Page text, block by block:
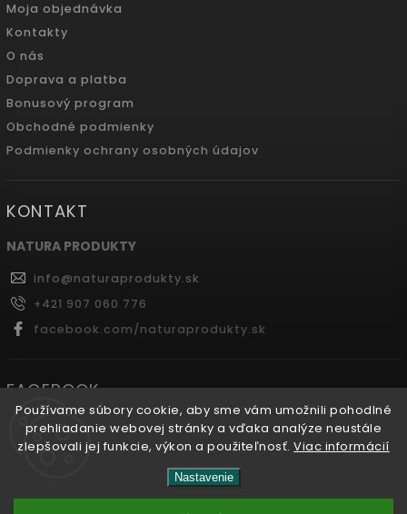
Používame súbory cookie, aby sme vám umožnili pohodlné
prehliadanie webovej stránky a vďaka analýze neustále
zlepšovali jej funkcie, výkon a použiteľnosť.Viac informácií
Nastavenie
Moja objednávka
Kontakty
O nás
Doprava a platba
Bonusový program
Obchodné podmienky
Podmienky ochrany osobných údajov
KONTAKT
NATURA PRODUKTY
info@naturaprodukty.sk
+421 907 060 776
facebook.com/naturaprodukty.sk
FACEBOOK
Naturaprodukty.sk
vyhradené.